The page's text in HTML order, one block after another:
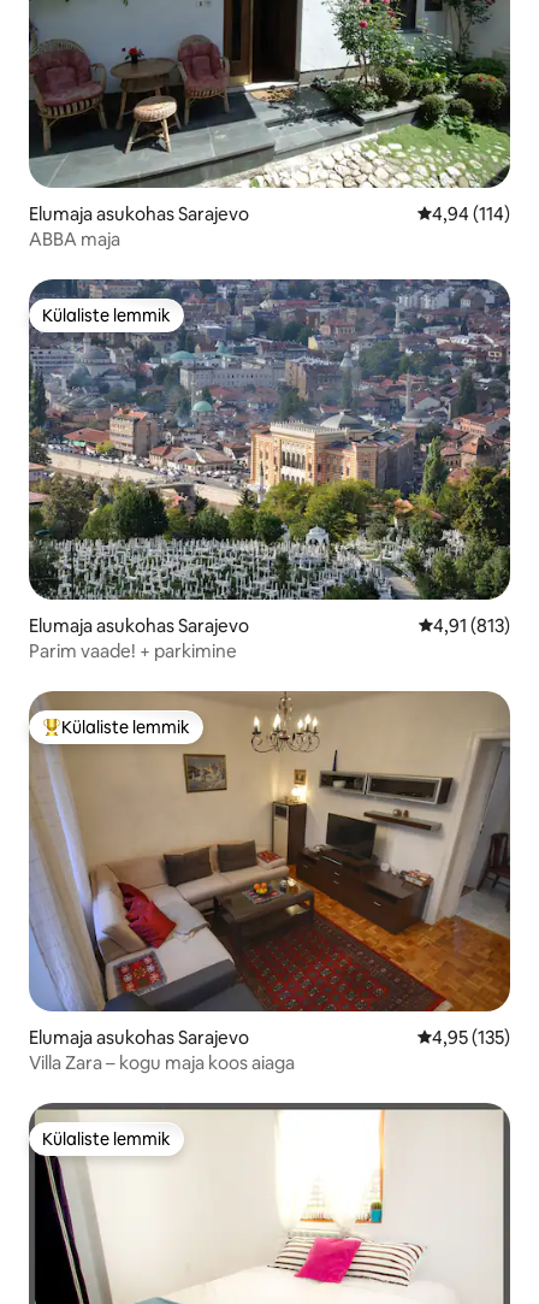
Elumaja asukohas Sarajevo Keskmine
4,94 (114)
ABBA maja
Külaliste lemmik
Külaliste lemmik
Elumaja asukohas Sarajevo Keskmine
4,91 (813)
Parim vaade! + parkimine
Külaliste suur lemmik
Külaliste lemmik
Elumaja asukohas Sarajevo Keskmine
4,95 (135)
Villa Zara – kogu maja koos aiaga
Külaliste lemmik
Külaliste lemmik